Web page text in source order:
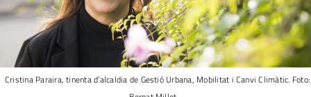
Cristina Paraira, tinenta d’alcaldia de Gestió Urbana, Mobilitat i Canvi Climàtic. Foto: